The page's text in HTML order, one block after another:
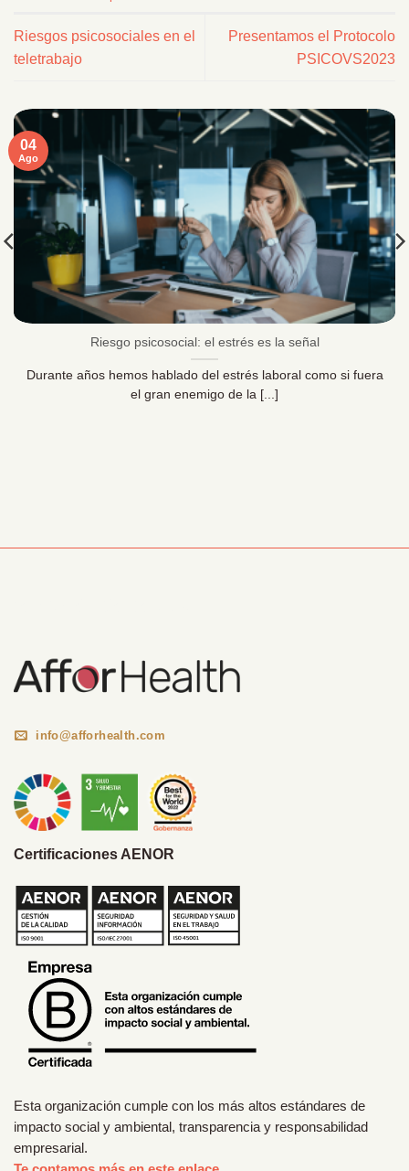
Riesgos psicosociales en el
teletrabajo
Presentamos el Protocolo
PSICOVS2023
Riesgo psicosocial: el estrés es la señal
Durante años hemos hablado del estrés laboral como si fuera
el gran enemigo de la [...]
04
Ago
info@afforhealth.com
Certificaciones AENOR
Esta organización cumple con los más altos estándares de
impacto social y ambiental, transparencia y responsabilidad
empresarial.